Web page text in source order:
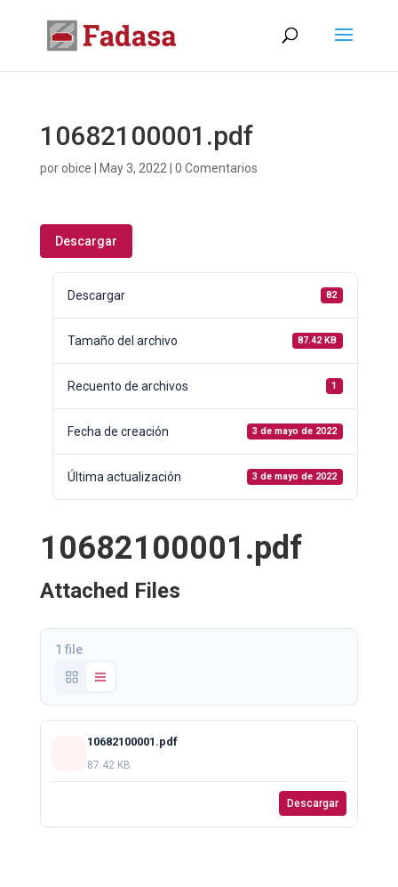
10682100001.pdf
porobice May 3, 2022 0 Comentarios
Descargar
Descargar 82
Tamaño del archivo 87.42 KB
Recuento de archivos 1
Fecha de creación 3 de mayo de 2022
Última actualización 3 de mayo de 2022
10682100001.pdf
Attached Files
1 file
10682100001.pdf
87.42 KB
Descargar